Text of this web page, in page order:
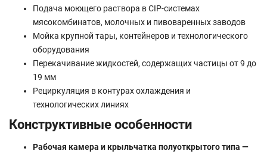
Подача моющего раствора в CIP-системах
мясокомбинатов, молочных и пивоваренных заводов
Мойка крупной тары, контейнеров и технологического
оборудования
Перекачивание жидкостей, содержащих частицы от 9 до
19 мм
Рециркуляция в контурах охлаждения и
технологических линиях
Конструктивные особенности
Рабочая камера и крыльчатка полуоткрытого типа —